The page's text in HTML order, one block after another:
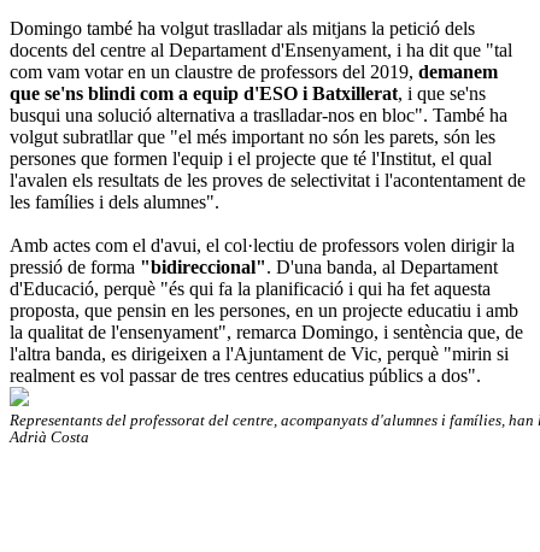
Domingo també ha volgut traslladar als mitjans la petició dels
docents del centre al Departament d'Ensenyament, i ha dit que "tal
com vam votar en un claustre de professors del 2019, demanem
que se'ns blindi com a equip d'ESO i Batxillerat, i que se'ns
busqui una solució alternativa a traslladar-nos en bloc". També ha
volgut subratllar que "el més important no són les parets, són les
persones que formen l'equip i el projecte que té l'Institut, el qual
l'avalen els resultats de les proves de selectivitat i l'acontentament de
les famílies i dels alumnes".
Amb actes com el d'avui, el col·lectiu de professors volen dirigir la
pressió de forma "bidireccional". D'una banda, al Departament
d'Educació, perquè "és qui fa la planificació i qui ha fet aquesta
proposta, que pensin en les persones, en un projecte educatiu i amb
la qualitat de l'ensenyament", remarca Domingo, i sentència que, de
l'altra banda, es dirigeixen a l'Ajuntament de Vic, perquè "mirin si
realment es vol passar de tres centres educatius públics a dos".
Representants del professorat del centre, acompanyats d'alumnes i famílies,
Adrià Costa